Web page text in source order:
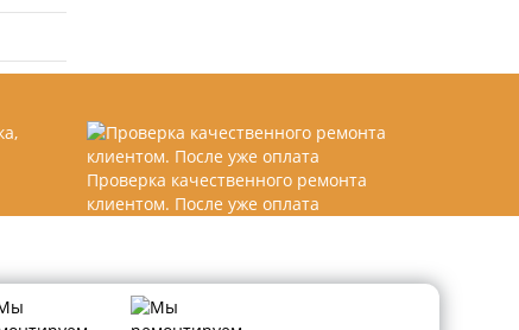
Проверка качественного ремонта
клиентом. После уже оплата